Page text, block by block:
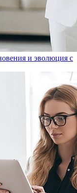
и эволюция с